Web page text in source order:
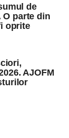
de
O parte din
oprite
AJOFM